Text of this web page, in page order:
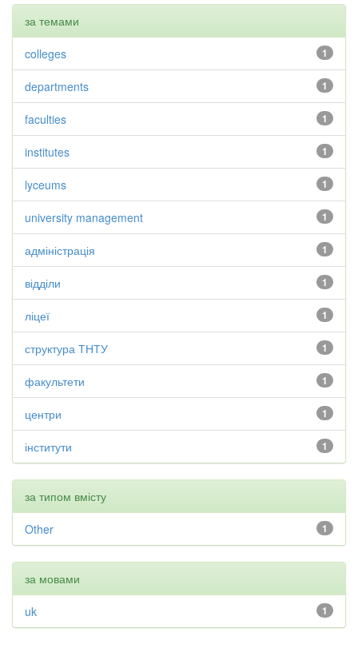
за темами
1
colleges
1
departments
1
faculties
1
institutes
1
lyceums
1
university management
1
адміністрація
1
відділи
1
ліцеї
1
структура ТНТУ
1
факультети
1
центри
1
інститути
за типом вмісту
1
Other
за мовами
1
uk